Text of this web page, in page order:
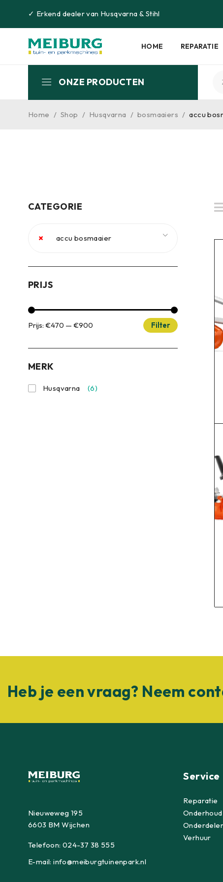
✓ Erkend dealer van Husqvarna &Stihl
HOME REPARATIE
ONZE PRODUCTEN
Home / Shop / Husqvarna / bosmaaiers / accu
CATEGORIE
× accu bosmaaier
PRIJS
Filter
Prijs: €470 — €900
MERK
Husqvarna (6)
Heb je een vraag? Neem
Nieuweweg 195
6603 BM Wijchen
Telefoon:024-37 38 555
E-mail:info@meiburgtuinenpark.nl
Service
Reparatie
Onderhoud
Verhuur